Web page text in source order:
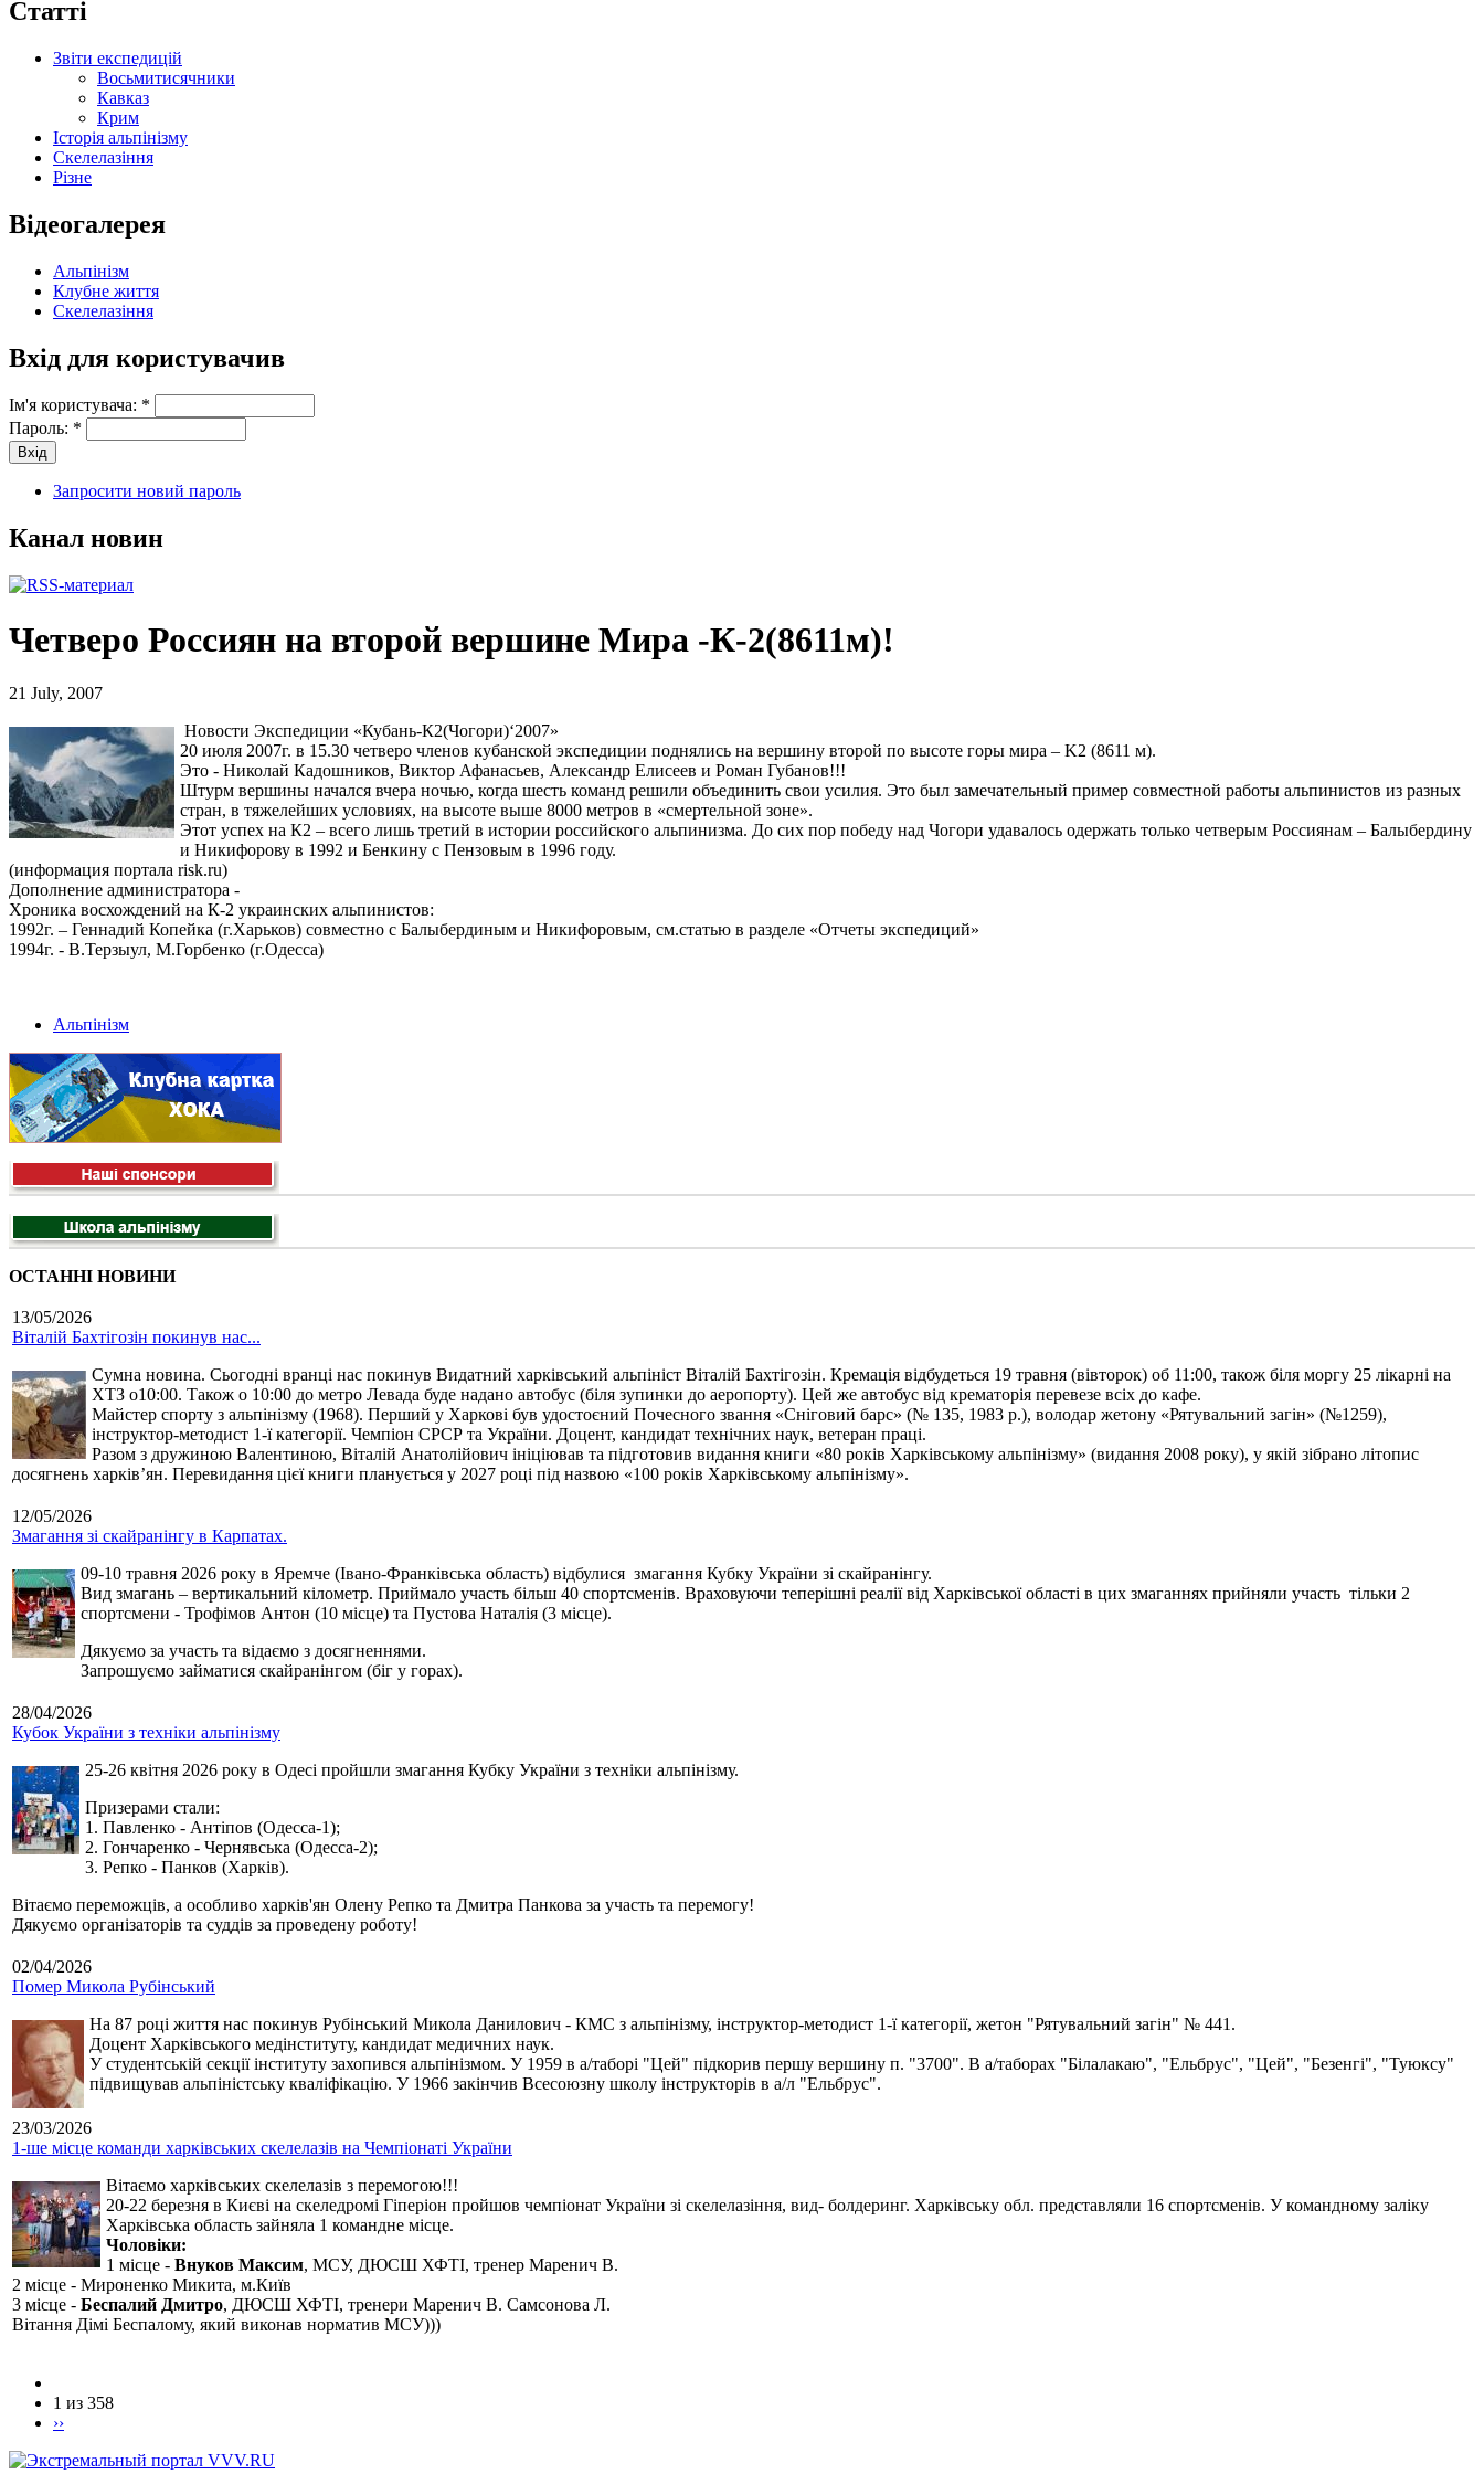
Статті
Звіти експедицій
Восьмитисячники
Кавказ
Крим
Історія альпінізму
Скелелазіння
Різне
Відеогалерея
Альпінізм
Клубне життя
Скелелазіння
Вхід для користувачив
Ім'я користувача: *
Пароль: *
Запросити новий пароль
Канал новин
Четверо Россиян на второй вершине Мира -К-2(8611м)!
21 July, 2007
Новости Экспедиции «Кубань-К2(Чогори)‘2007»
20 июля 2007г. в 15.30 четверо членов кубанской экспедиции поднялись на вершину второй по высоте горы мира – K2 (8611 м).
Это - Николай Кадошников, Виктор Афанасьев, Александр Елисеев и Роман Губанов!!!
Штурм вершины начался вчера ночью, когда шесть команд решили объединить свои усилия. Это был замечательный пример совместной работы альпинистов из разных
стран, в тяжелейших условиях, на высоте выше 8000 метров в «смертельной зоне».
Этот успех на К2 – всего лишь третий в истории российского альпинизма. До сих пор победу над Чогори удавалось одержать только четверым Россиянам – Балыбердину
и Никифорову в 1992 и Бенкину с Пензовым в 1996 году.
(информация портала risk.ru)
Дополнение администратора -
Хроника восхождений на К-2 украинских альпинистов:
1992г. – Геннадий Копейка (г.Харьков) совместно с Балыбердиным и Никифоровым, см.статью в разделе «Отчеты экспедиций»
1994г. - В.Терзыул, М.Горбенко (г.Одесса)
Альпінізм
ОСТАННІ НОВИНИ
13/05/2026
Віталій Бахтігозін покинув нас...
Сумна новина. Сьогодні вранці нас покинув Видатний харківський альпініст Віталій Бахтігозін. Кремація відбудеться 19 травня (вівторок) об 11:00, також біля моргу 25 лікарні на
ХТЗ о10:00. Також о 10:00 до метро Левада буде надано автобус (біля зупинки до аеропорту). Цей же автобус від крематорія перевезе всіх до кафе.
Майстер спорту з альпінізму (1968). Перший у Харкові був удостоєний Почесного звання «Сніговий барс» (№ 135, 1983 р.), володар жетону «Рятувальний загін» (№1259),
інструктор-методист 1-ї категорії. Чемпіон СРСР та України. Доцент, кандидат технічних наук, ветеран праці.
Разом з дружиною Валентиною, Віталій Анатолійович ініціював та підготовив видання книги «80 років Харківському альпінізму» (видання 2008 року), у якій зібрано літопис
досягнень харків’ян. Перевидання цієї книги планується у 2027 році під назвою «100 років Харківському альпінізму».
12/05/2026
Змагання зі скайранінгу в Карпатах.
09-10 травня 2026 року в Яремче (Івано-Франківська область) відбулися змагання Кубку України зі скайранінгу.
Вид змагань – вертикальний кілометр. Приймало участь більш 40 спортсменів. Враховуючи теперішні реалії від Харківської області в цих змаганнях прийняли участь тільки 2
спортсмени - Трофімов Антон (10 місце) та Пустова Наталія (3 місце).
Дякуємо за участь та відаємо з досягненнями.
Запрошуємо займатися скайранінгом (біг у горах).
28/04/2026
Кубок України з техніки альпінізму
25-26 квітня 2026 року в Одесі пройшли змагання Кубку України з техніки альпінізму.
Призерами стали:
1. Павленко - Антіпов (Одесса-1);
2. Гончаренко - Чернявська (Одесса-2);
3. Репко - Панков (Харків).
Вітаємо переможців, а особливо харків'ян Олену Репко та Дмитра Панкова за участь та перемогу!
Дякуємо організаторів та суддів за проведену роботу!
02/04/2026
Помер Микола Рубінський
На 87 році життя нас покинув Рубінський Микола Данилович - КМС з альпінізму, інструктор-методист 1-ї категорії, жетон "Рятувальний загін" № 441.
Доцент Харківського медінституту, кандидат медичних наук.
У студентській секції інституту захопився альпінізмом. У 1959 в а/таборі "Цей" підкорив першу вершину п. "3700". В а/таборах "Білалакаю", "Ельбрус", "Цей", "Безенгі", "Туюксу"
підвищував альпіністську кваліфікацію. У 1966 закінчив Всесоюзну школу інструкторів в а/л "Ельбрус".
23/03/2026
1-ше місце команди харківських скелелазів на Чемпіонаті України
Вітаємо харківських скелелазів з перемогою!!!
20-22 березня в Києві на скеледромі Гіперіон пройшов чемпіонат України зі скелелазіння, вид- болдеринг. Харківську обл. представляли 16 спортсменів. У командному заліку
Харківська область зайняла 1 командне місце.
Чоловіки:
1 місце - Внуков Максим, МСУ, ДЮСШ ХФТІ, тренер Маренич В.
2 місце - Мироненко Микита, м.Київ
3 місце - Беспалий Дмитро, ДЮСШ ХФТІ, тренери Маренич В. Самсонова Л.
Вітання Дімі Беспалому, який виконав норматив МСУ)))
1 из 358
››